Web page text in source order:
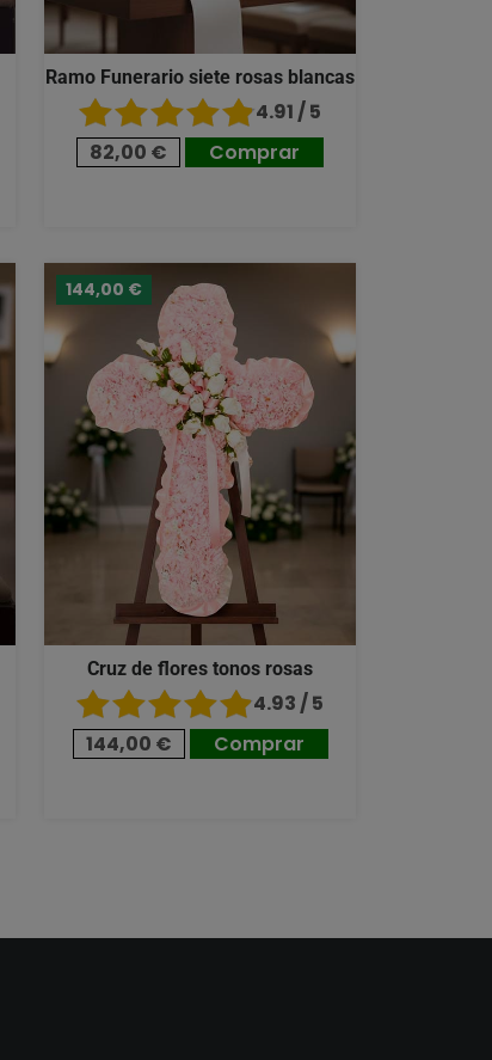
Ramo Funerario siete rosas blancas
4.91 / 5
82,00 €
Comprar
144,00 €
Cruz de flores tonos rosas
4.93 / 5
144,00 €
Comprar